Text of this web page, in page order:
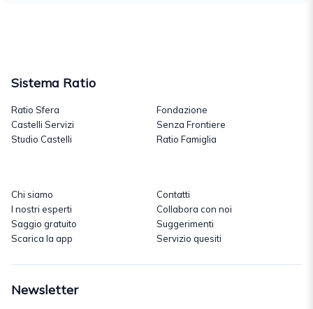
Sistema Ratio
Ratio Sfera
Castelli Servizi
Studio Castelli
Fondazione
Senza Frontiere
Ratio Famiglia
Chi siamo
I nostri esperti
Saggio gratuito
Scarica la app
Contatti
Collabora con noi
Suggerimenti
Servizio quesiti
Newsletter